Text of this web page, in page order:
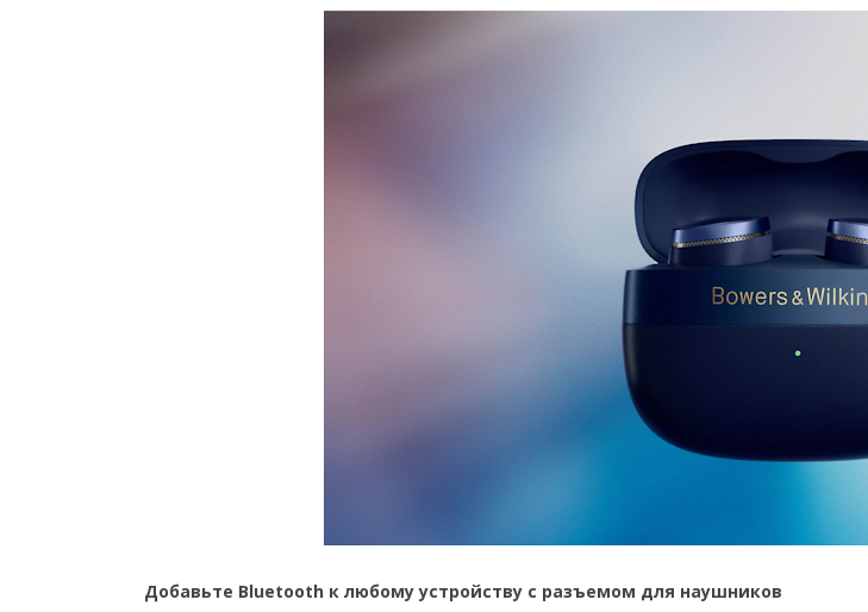
Добавьте Bluetooth к любому устройству с разъемом для наушников